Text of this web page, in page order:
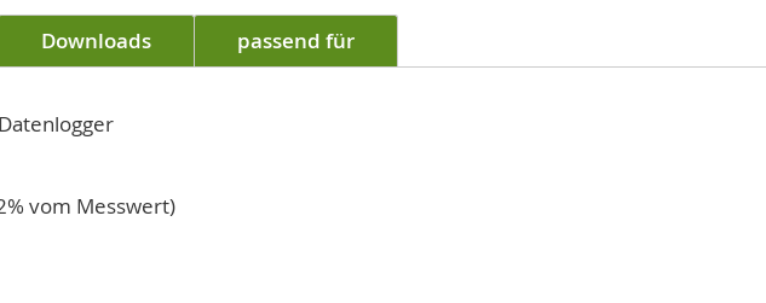
Downloads passend für
vom Messwert)